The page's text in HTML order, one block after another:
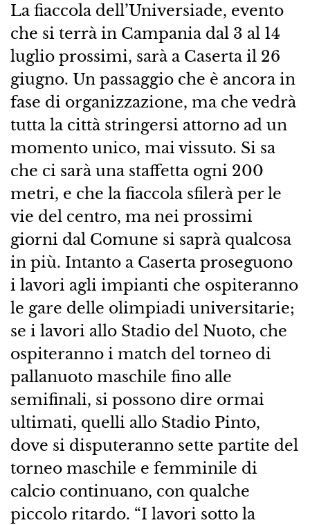
La fiaccola dell’Universiade, evento
che si terrà in Campania dal 3 al 14
luglio prossimi, sarà a Caserta il 26
giugno. Un passaggio che è ancora in
fase di organizzazione, ma che vedrà
tutta la città stringersi attorno ad un
momento unico, mai vissuto. Si sa
che ci sarà una staffetta ogni 200
metri, e che la fiaccola sfilerà per le
vie del centro, ma nei prossimi
giorni dal Comune si saprà qualcosa
in più. Intanto a Caserta proseguono
i lavori agli impianti che ospiteranno
le gare delle olimpiadi universitarie;
se i lavori allo Stadio del Nuoto, che
ospiteranno i match del torneo di
pallanuoto maschile fino alle
semifinali, si possono dire ormai
ultimati, quelli allo Stadio Pinto,
dove si disputeranno sette partite del
torneo maschile e femminile di
calcio continuano, con qualche
piccolo ritardo. “I lavori sotto la